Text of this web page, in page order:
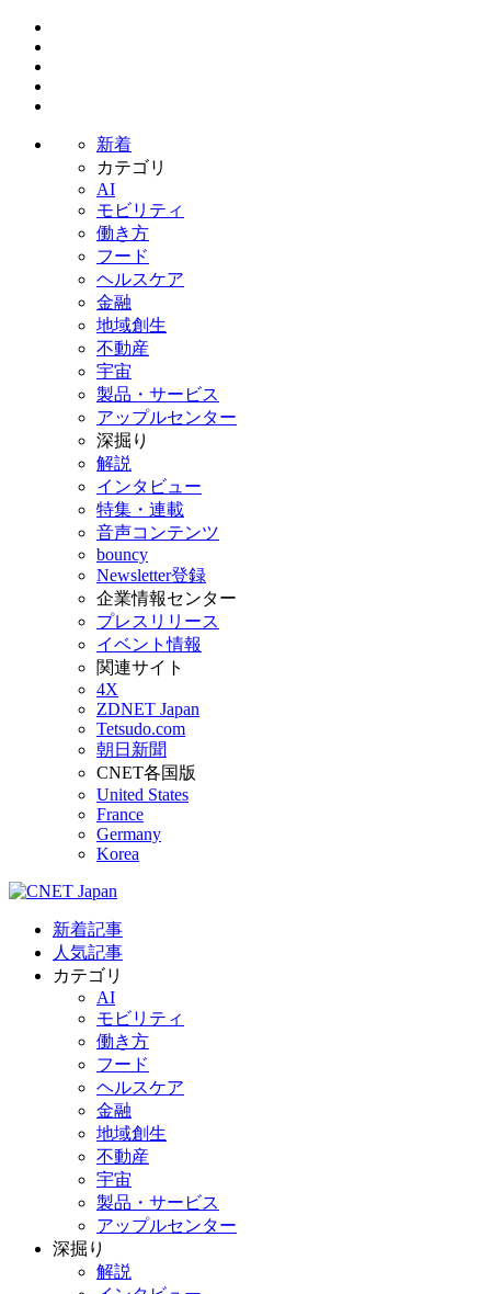
新着
カテゴリ
AI
モビリティ
働き方
フード
ヘルスケア
金融
地域創生
不動産
宇宙
製品・サービス
アップルセンター
深掘り
解説
インタビュー
特集・連載
音声コンテンツ
bouncy
Newsletter登録
企業情報センター
プレスリリース
イベント情報
関連サイト
4X
ZDNET Japan
Tetsudo.com
朝日新聞
CNET各国版
United States
France
Germany
Korea
新着記事
人気記事
カテゴリ
AI
モビリティ
働き方
フード
ヘルスケア
金融
地域創生
不動産
宇宙
製品・サービス
アップルセンター
深掘り
解説